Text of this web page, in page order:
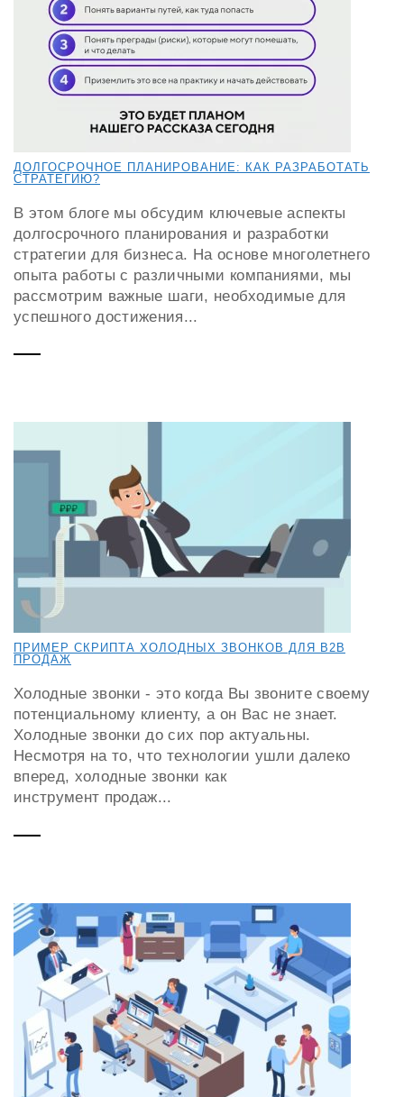
ДОЛГОСРОЧНОЕ ПЛАНИРОВАНИЕ: КАК РАЗРАБОТАТЬ
СТРАТЕГИЮ?
В этом блоге мы обсудим ключевые аспекты
долгосрочного планирования и разработки
стратегии для бизнеса. На основе многолетнего
опыта работы с различными компаниями, мы
рассмотрим важные шаги, необходимые для
успешного достижения...
ПРИМЕР СКРИПТА ХОЛОДНЫХ ЗВОНКОВ ДЛЯ B2B
ПРОДАЖ
Холодные звонки - это когда Вы звоните своему
потенциальному клиенту, а он Вас не знает.
Холодные звонки до сих пор актуальны.
Несмотря на то, что технологии ушли далеко
вперед, холодные звонки как
инструмент продаж...